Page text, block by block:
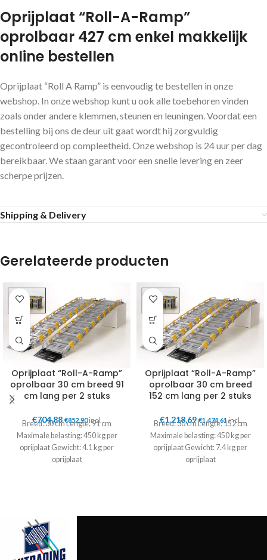
Oprijplaat “Roll-A-Ramp”
oprolbaar 427 cm enkel makkelijk
online bestellen
Oprijplaat “Roll A Ramp” is eenvoudig te bestellen in onze
webshop. In onze webshop kunt u ook alle toebehoren vinden
zoals onder andere klemmen, steunen en leuningen. Voordat een
bestelling bij ons de deur uit gaat wordt hij zorgvuldig
gecontroleerd op compleetheid. Onze webshop is 24 uur per dag
bereikbaar. We staan garant voor een snelle levering en zeer
scherpe prijzen.
Shipping & Delivery
Gerelateerde producten
Oprijplaat “Roll-A-Ramp”
oprolbaar 30 cm breed 91
cm lang per 2 stuks
€704,88 €852,90incl.
Breed: 30 cm Lengte: 91 cm
Maximale belasting: 450 kg per
oprijplaat Gewicht: 4.1 kg per
oprijplaat
Oprijplaat “Roll-A-Ramp”
oprolbaar 30 cm breed
152 cm lang per 2 stuks
€1.218,69 €1.474,61 incl.
Breed: 30 cm Lengte: 152 cm
Maximale belasting: 450 kg per
oprijplaat Gewicht: 7.4 kg per
oprijplaat